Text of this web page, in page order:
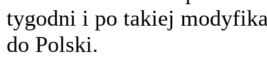
tygodni i po takiej
do Polski.